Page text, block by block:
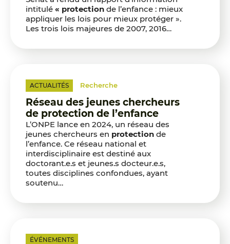
intitulé « protection de l’enfance : mieux
appliquer les lois pour mieux protéger ».
Les trois lois majeures de 2007, 2016…
ACTUALITÉS Recherche
Réseau des jeunes chercheurs
de protection de l’enfance
L’ONPE lance en 2024, un réseau des
jeunes chercheurs en protection de
l’enfance. Ce réseau national et
interdisciplinaire est destiné aux
doctorant.e.s et jeunes.s docteur.e.s,
toutes disciplines confondues, ayant
soutenu…
ÉVÉNEMENTS